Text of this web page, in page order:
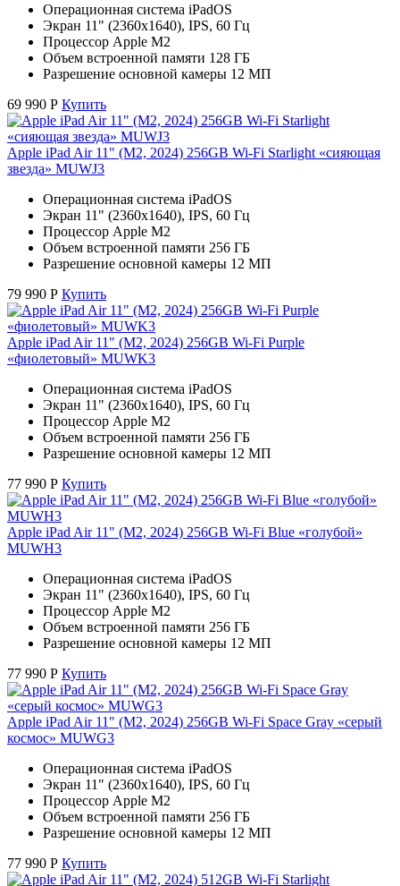
Операционная система iPadOS
Экран 11" (2360x1640), IPS, 60 Гц
Процессор Apple M2
Объем встроенной памяти 128 ГБ
Разрешение основной камеры 12 МП
69 990 Р Купить
Apple iPad Air 11" (M2, 2024) 256GB Wi-Fi Starlight «сияющая
звезда» MUWJ3
Операционная система iPadOS
Экран 11" (2360x1640), IPS, 60 Гц
Процессор Apple M2
Объем встроенной памяти 256 ГБ
Разрешение основной камеры 12 МП
79 990 Р Купить
Apple iPad Air 11" (M2, 2024) 256GB Wi-Fi Purple
«фиолетовый» MUWK3
Операционная система iPadOS
Экран 11" (2360x1640), IPS, 60 Гц
Процессор Apple M2
Объем встроенной памяти 256 ГБ
Разрешение основной камеры 12 МП
77 990 Р Купить
Apple iPad Air 11" (M2, 2024) 256GB Wi-Fi Blue «голубой»
MUWH3
Операционная система iPadOS
Экран 11" (2360x1640), IPS, 60 Гц
Процессор Apple M2
Объем встроенной памяти 256 ГБ
Разрешение основной камеры 12 МП
77 990 Р Купить
Apple iPad Air 11" (M2, 2024) 256GB Wi-Fi Space Gray «серый
космос» MUWG3
Операционная система iPadOS
Экран 11" (2360x1640), IPS, 60 Гц
Процессор Apple M2
Объем встроенной памяти 256 ГБ
Разрешение основной камеры 12 МП
77 990 Р Купить